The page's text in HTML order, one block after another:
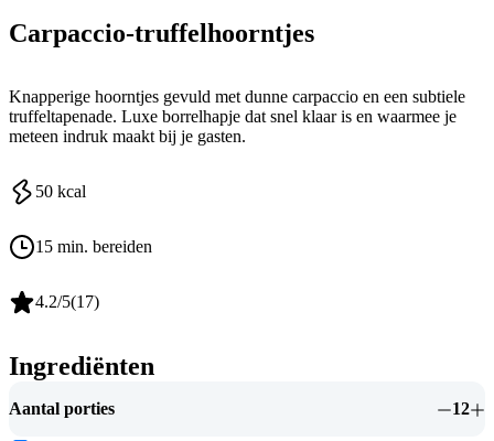
Carpaccio-truffelhoorntjes
Knapperige hoorntjes gevuld met dunne carpaccio en een subtiele
truffeltapenade. Luxe borrelhapje dat snel klaar is en waarmee je
meteen indruk maakt bij je gasten.
50 kcal
15 min. bereiden
4.2/5(17)
Ingrediënten
Aantal porties 12